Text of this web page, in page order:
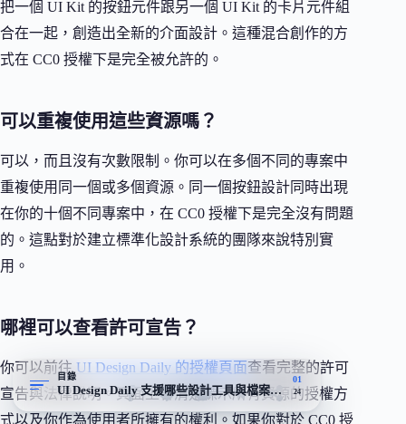
把一個 UI Kit 的按鈕元件跟另一個 UI Kit 的卡片元件組
合在一起，創造出全新的介面設計。這種混合創作的方
式在 CC0 授權下是完全被允許的。
可以重複使用這些資源嗎？
可以，而且沒有次數限制。你可以在多個不同的專案中
重複使用同一個或多個資源。同一個按鈕設計同時出現
在你的十個不同專案中，在 CC0 授權下是完全沒有問題
的。這點對於建立標準化設計系統的團隊來說特別實
用。
哪裡可以查看許可宣告？
你可以前往UI Design Daily 的授權頁面查看完整的許可
宣告與法律說明。頁面上會清楚標示所有資源的授權方
式以及你作為使用者所擁有的權利。如果你對於 CC0 授
目錄
UI Design Daily 支援哪些設計工具與檔案格式
01
24